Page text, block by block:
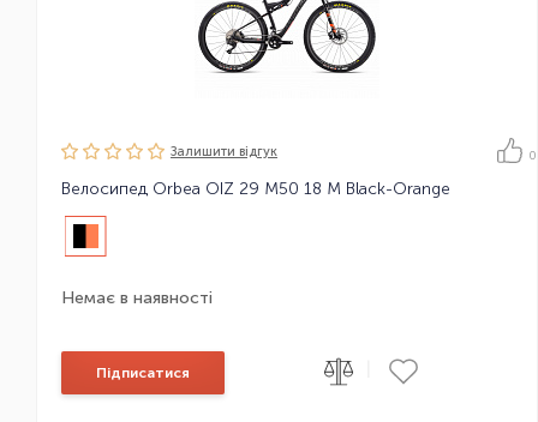
Залишити вiдгук 0
Велосипед Orbea OIZ 29 M50 18 M Black-Orange
Немає в наявності
Підписатися